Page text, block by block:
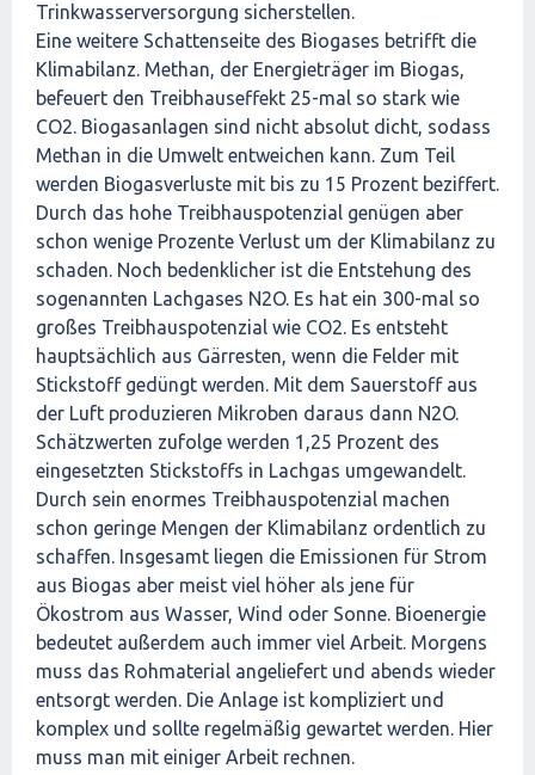
Trinkwasserversorgung sicherstellen.
Eine weitere Schattenseite des Biogases betrifft die
Klimabilanz. Methan, der Energieträger im Biogas,
befeuert den Treibhauseffekt 25-mal so stark wie
CO2. Biogasanlagen sind nicht absolut dicht, sodass
Methan in die Umwelt entweichen kann. Zum Teil
werden Biogasverluste mit bis zu 15 Prozent beziffert.
Durch das hohe Treibhauspotenzial genügen aber
schon wenige Prozente Verlust um der Klimabilanz zu
schaden. Noch bedenklicher ist die Entstehung des
sogenannten Lachgases N2O. Es hat ein 300-mal so
großes Treibhauspotenzial wie CO2. Es entsteht
hauptsächlich aus Gärresten, wenn die Felder mit
Stickstoff gedüngt werden. Mit dem Sauerstoff aus
der Luft produzieren Mikroben daraus dann N2O.
Schätzwerten zufolge werden 1,25 Prozent des
eingesetzten Stickstoffs in Lachgas umgewandelt.
Durch sein enormes Treibhauspotenzial machen
schon geringe Mengen der Klimabilanz ordentlich zu
schaffen. Insgesamt liegen die Emissionen für Strom
aus Biogas aber meist viel höher als jene für
Ökostrom aus Wasser, Wind oder Sonne. Bioenergie
bedeutet außerdem auch immer viel Arbeit. Morgens
muss das Rohmaterial angeliefert und abends wieder
entsorgt werden. Die Anlage ist kompliziert und
komplex und sollte regelmäßig gewartet werden. Hier
muss man mit einiger Arbeit rechnen.